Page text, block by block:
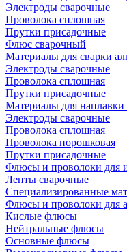
Электроды сварочные
Проволока сплошная
Прутки присадочные
Флюс сварочный
Материалы для сварки
Электроды сварочные
Проволока сплошная
Прутки присадочные
Материалы для наплавки
Электроды сварочные
Проволока сплошная
Проволока порошковая
Прутки присадочные
Флюсы и проволоки для
Ленты сварочные
Специализированные
Флюсы и проволоки для
Кислые флюсы
Нейтральные флюсы
Основные флюсы